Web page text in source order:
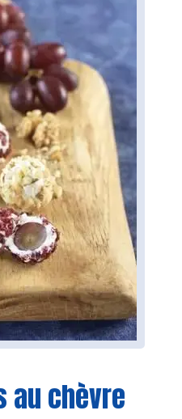
au chèvre